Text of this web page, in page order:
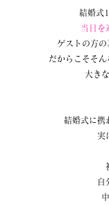
結婚式
当日を
ゲストの方
だからこそそ
大き
結婚式に携
実
自